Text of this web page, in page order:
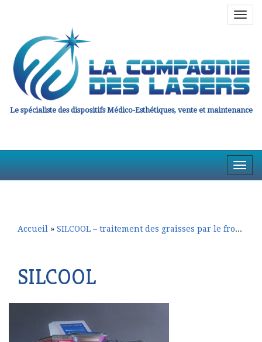
Le spécialiste des dispositifs Médico-Esthétiques, vente et maintenance
la
en
Accueil » SILCOOL – traitement des graisses par le froid
SILCOOL